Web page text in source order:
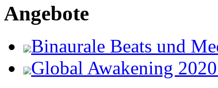
Angebote
Binaurale Beats und
Global Awakening